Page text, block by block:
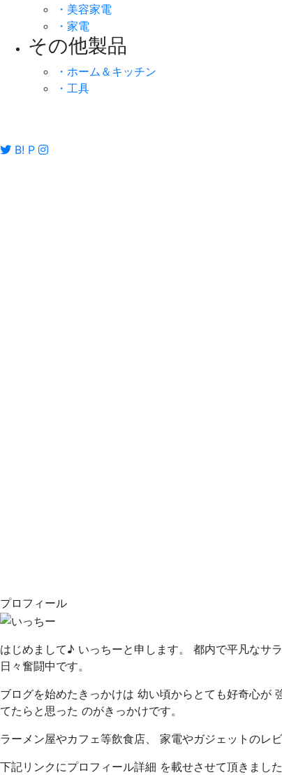
・美容家電
・家電
その他製品
・ホーム＆キッチン
・工具
B! P
プロフィール
はじめまして♪ いっちーと申します。 都内で平凡なサ
日々奮闘中です。
ブログを始めたきっかけは 幼い頃からとても好奇心が
てたらと思った のがきっかけです。
ラーメン屋やカフェ等飲食店、 家電やガジェットのレ
下記リンクにプロフィール詳細 を載せさせて頂きまし